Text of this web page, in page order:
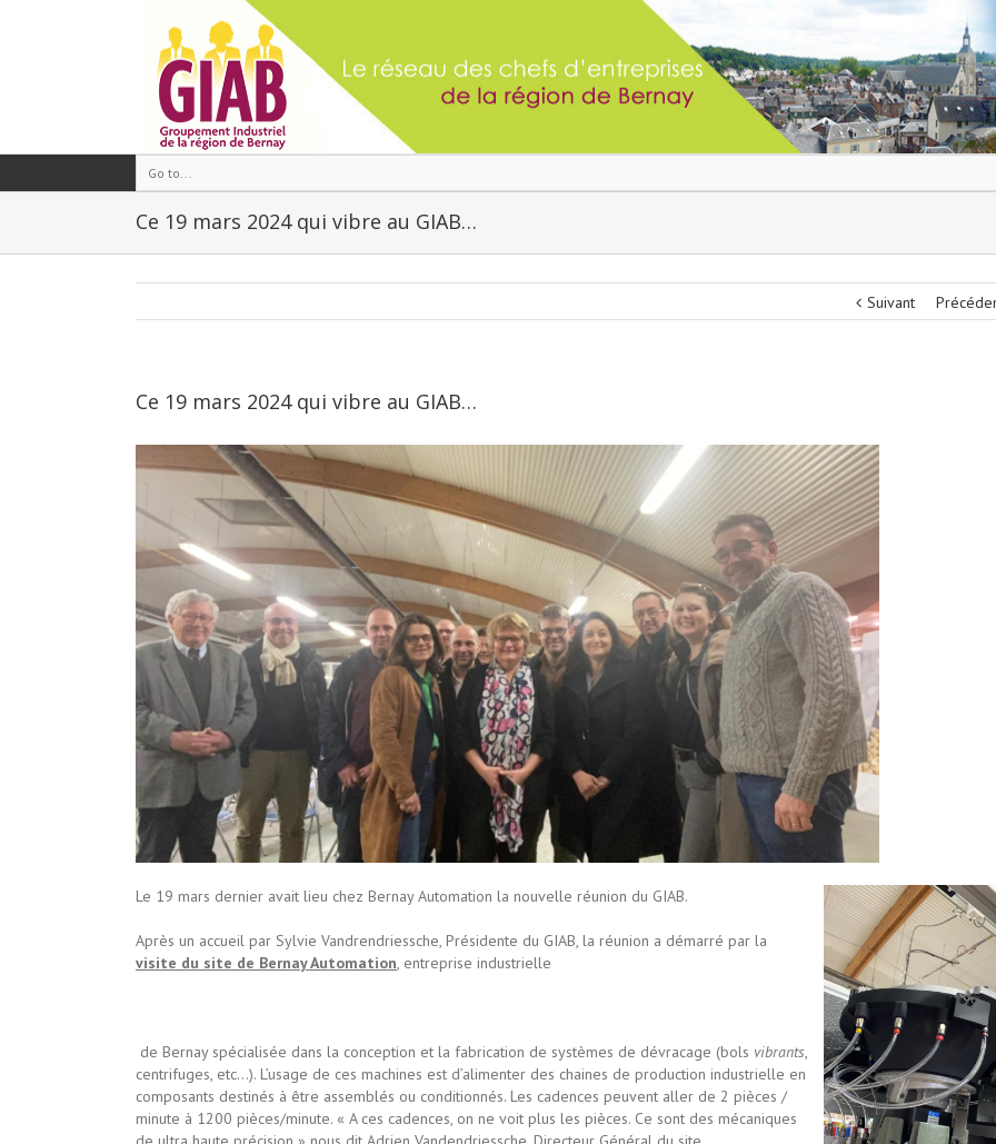
Go to...
Ce 19 mars 2024 qui vibre au GIAB…
Suivant
Ce 19 mars 2024 qui vibre au GIAB…
Le 19 mars dernier avait lieu chez Bernay Automation la nouvelle réunion du GIAB.
Après un accueil par Sylvie Vandrendriessche, Présidente du GIAB, la réunion a démarré par la
visite du site de Bernay Automation, entreprise industrielle
de Bernay spécialisée dans la conception et la fabrication de systèmes de dévracage (bols vibrants,
centrifuges, etc…). L’usage de ces machines est d’alimenter des chaines de production industrielle en
composants destinés à être assemblés ou conditionnés. Les cadences peuvent aller de 2 pièces /
minute à 1200 pièces/minute. « A ces cadences, on ne voit plus les pièces. Ce sont des mécaniques